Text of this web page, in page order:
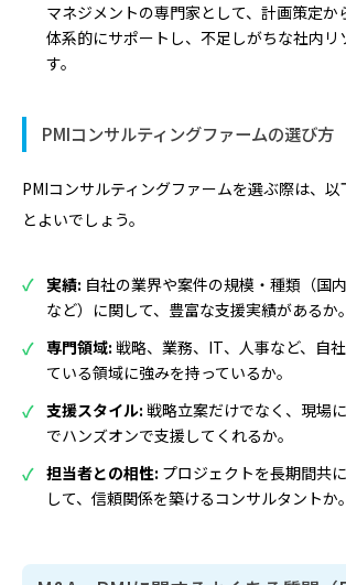
マネジメントの専門家として、計画策定か
体系的にサポートし、不足しがちな社内リ
す。
PMIコンサルティングファームの選び方
PMIコンサルティングファームを選ぶ際は、
とよいでしょう。
実績: 自社の業界や案件の規模・種類（国
など）に関して、豊富な支援実績があるか。
専門領域: 戦略、業務、IT、人事など、自
ている領域に強みを持っているか。
支援スタイル: 戦略立案だけでなく、現場
でハンズオンで支援してくれるか。
担当者との相性: プロジェクトを長期間共
して、信頼関係を築けるコンサルタントか。